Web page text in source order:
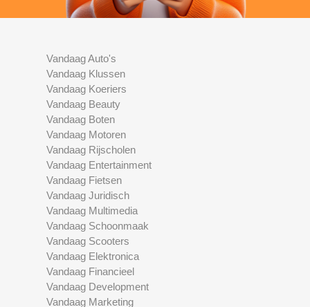
Vandaag Auto's
Vandaag Klussen
Vandaag Koeriers
Vandaag Beauty
Vandaag Boten
Vandaag Motoren
Vandaag Rijscholen
Vandaag Entertainment
Vandaag Fietsen
Vandaag Juridisch
Vandaag Multimedia
Vandaag Schoonmaak
Vandaag Scooters
Vandaag Elektronica
Vandaag Financieel
Vandaag Development
Vandaag Marketing